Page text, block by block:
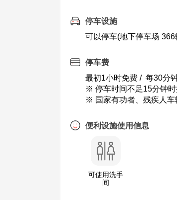
停车设施
可以停车(地下停车场
停车费
最初1小时免费 / 每30分
※ 停车时间不足15分钟
※ 国家有功者、残疾人车
便利设施使用信息
可使用洗手
间